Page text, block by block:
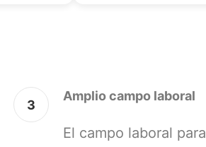
3
Amplio campo laboral
El campo laboral para